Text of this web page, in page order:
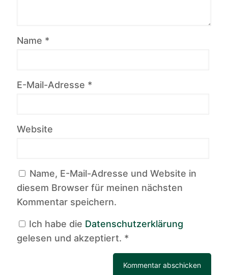
Name *
E-Mail-Adresse *
Website
Name, E-Mail-Adresse und Website in
diesem Browser für meinen nächsten
Kommentar speichern.
Ich habe die Datenschutzerklärung
gelesen und akzeptiert. *